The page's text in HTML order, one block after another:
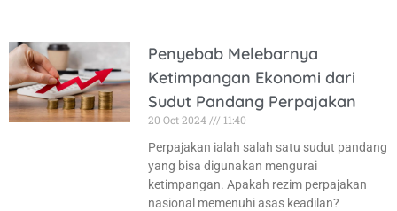
Penyebab Melebarnya
Ketimpangan Ekonomi dari
Sudut Pandang Perpajakan
20 Oct 2024
11:40
Perpajakan ialah salah satu sudut pandang
yang bisa digunakan mengurai
ketimpangan. Apakah rezim perpajakan
nasional memenuhi asas keadilan?